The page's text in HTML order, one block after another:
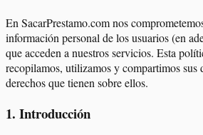
En SacarPrestamo.com nos
información personal de los usuarios (en
que acceden a nuestros servicios. Esta
recopilamos, utilizamos y compartimos sus
derechos que tienen sobre ellos.
1. Introducción